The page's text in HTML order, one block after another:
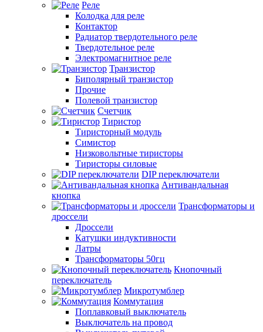
Реле
Колодка для реле
Контактор
Радиатор твердотельного реле
Твердотельное реле
Электромагнитное реле
Транзистор
Биполярный транзистор
Прочие
Полевой транзистор
Счетчик
Тиристор
Тиристорный модуль
Симистор
Низковольтные тиристоры
Тиристоры силовые
DIP переключатели
Антивандальная
кнопка
Трансформаторы и
дроссели
Дроссели
Катушки индуктивности
Латры
Трансформаторы 50гц
Кнопочный
переключатель
Микротумблер
Коммутация
Поплавковый выключатель
Выключатель на провод